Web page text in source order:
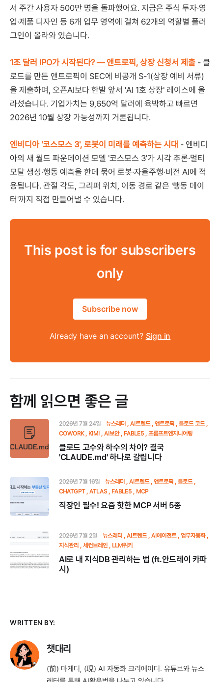
서 주간 사용자 500만 명을 돌파했어요. 지금은 주식 투자·영
업·제품 디자인 등 6개 업무 영역에 걸쳐 62개의 역할별 플러
그인이 올라와 있습니다.
1조 달러 IPO가 시작된다? — 앤트로픽, 상장 신청서 제출 - 클
로드를 만든 앤트로픽이 SEC에 비공개 S-1(상장 예비 서류)
을 제출하며, 오픈AI보다 한발 앞서 'AI 1호 상장' 레이스에 올
라섰습니다. 기업가치는 9,650억 달러에 육박하고 빠르면
2026년 10월 상장 가능성까지 거론됩니다.
엔비디아 '코스모스 3', 로봇이 미래를 예측하는 시대 - 엔비디
아의 새 월드 파운데이션 모델 '코스모스 3'가 시각 추론·멀티
모달 생성·행동 예측을 한데 묶어 로봇·자율주행·비전 AI에 적
용됩니다. 관절 각도, 그리퍼 위치, 이동 경로 같은 '행동 데이
터'까지 직접 만들어낼 수 있습니다.
This post is for subscribers
only
Subscribe now
Already have an account? Sign in
함께 읽으면 좋은 글
2026년 7월 24일 뉴스레터 AI트렌드 앤트로픽
클로드 코드
COWORK
KIMI AI보안 FABLE5 프롬프트엔지니어링
클로드 고수와 하수의 차이? 결국
'CLAUDE.md' 하나로 갈립니다
2026년 7월 16일 뉴스레터 AI트렌드 앤트로픽
클로드
CHATGPT
ATLAS FABLE5 MCP
직장인 필수! 요즘 핫한 MCP 서버 5종
2026년 7월 2일 뉴스레터 AI트렌드 AI에이전트
업무자동화
지식관리
세컨브레인 LLM위키
AI로 내 지식DB 관리하는 법 (ft.안드레이 카파
시)
WRITTEN BY:
챗대리
(前) 마케터, (現) AI 자동화 크리에이터. 유튜브와 뉴스